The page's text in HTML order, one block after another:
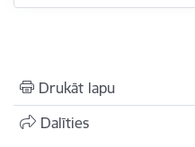
Drukāt lapu
Dalīties